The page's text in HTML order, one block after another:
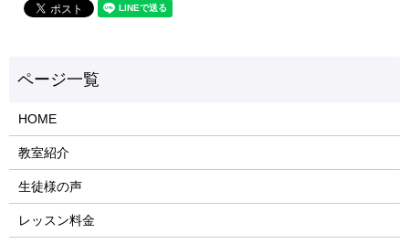
HOME
教室紹介
生徒様の声
レッスン料金